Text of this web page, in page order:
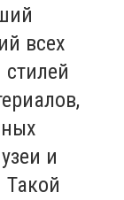
всех
и
Такой